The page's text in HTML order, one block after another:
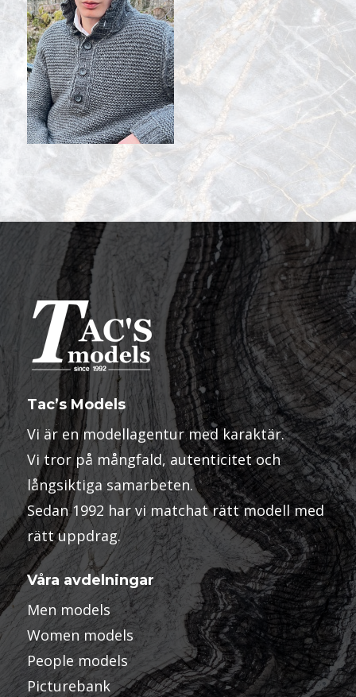
Tac’s Models
Vi är en modellagentur med karaktär.
Vi tror på mångfald, autenticitet och
långsiktiga samarbeten.
Sedan 1992 har vi matchat rätt modell med
rätt uppdrag.
Våra avdelningar
Men models
Women models
People models
Picturebank